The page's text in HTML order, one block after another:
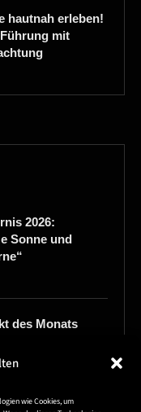
wie Cookies, um
hautnah erleben!
mit
2026:
Sonne und
des Monats